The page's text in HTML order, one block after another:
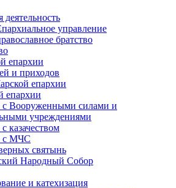
деятельность
управление
братство
епархии
и приходов
епархии
епархии
с Вооруженными силами и
учреждениями
казачеством
с МЧС
святынь
Народный Собор
и катехизация